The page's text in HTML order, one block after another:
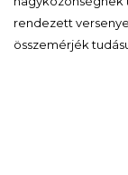
rendezett
összemérjék